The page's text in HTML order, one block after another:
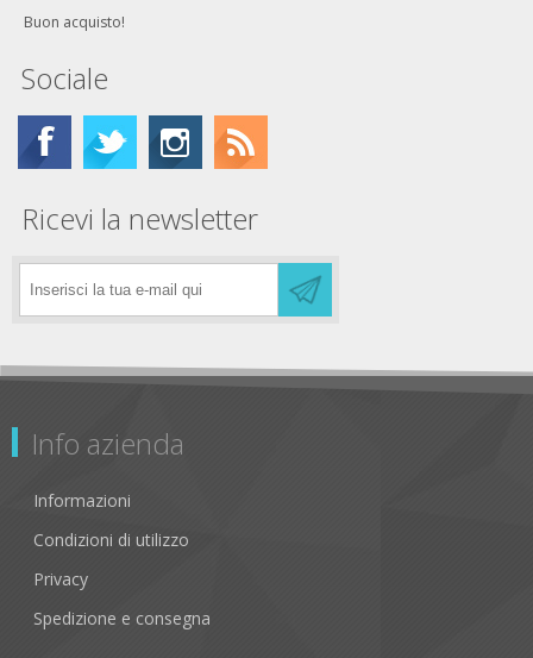
Buon acquisto!
Sociale
Ricevi la newsletter
Info azienda
Informazioni
Condizioni di utilizzo
Privacy
Spedizione e consegna